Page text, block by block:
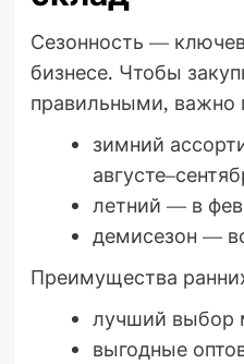
Сезонность —
бизнесе. Чтобы
правильными, важно
зимний
летний — в
демисезон —
Преимущества
лучший выбор
выгодные